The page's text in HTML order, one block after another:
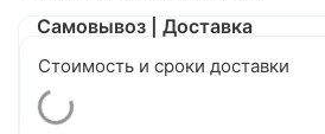
Самовывоз | Доставка
Стоимость и сроки доставки